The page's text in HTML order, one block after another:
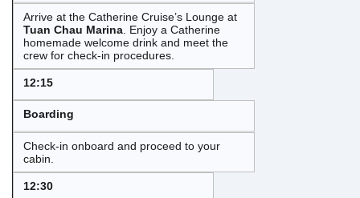
Arrive at the Catherine Cruise’s Lounge at
Tuan Chau Marina . Enjoy a Catherine
homemade welcome drink and meet the
crew for check-in procedures.
12:15
Boarding
Check-in onboard and proceed to your
cabin.
12:30